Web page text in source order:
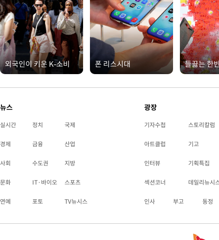
외국인이 키운 K-소비 폰 리스시대 들끓는 한
뉴스
실시간 정치 국제
경제 금융 산업
사회 수도권 지방
문화 IT·바이오 스포츠
연예 포토 TV뉴시스
광장
기자수첩 스토리칼럼
아트클럽 기고
인터뷰 기획특집
섹션코너 데일리뉴시
인사 부고 동정